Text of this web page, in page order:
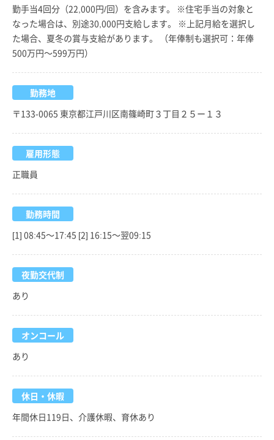
勤手当4回分（22,000円/回）を含みます。 ※住宅手当の対象と
なった場合は、別途30,000円支給します。 ※上記月給を選択し
た場合、夏冬の賞与支給があります。 （年俸制も選択可：年俸
500万円～599万円）
勤務地
〒133-0065 東京都江戸川区南篠崎町３丁目２５ー１３
雇用形態
正職員
勤務時間
[1] 08:45～17:45 [2] 16:15～翌09:15
夜勤交代制
あり
オンコール
あり
休日・休暇
年間休日119日、介護休暇、育休あり